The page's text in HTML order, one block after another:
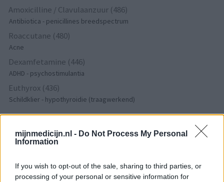
mijnmedicijn.nl - Do Not Process My Personal
Information
If you wish to opt-out of the sale, sharing to third parties, or
processing of your personal or sensitive information for
Amoxicilline / Clavulaanzuur (486)
Antibiotica - penicillines breedspectrum
Roaccutane (480)
Acne
Dexamfetamine (446)
ADHD - psychostimulantia
Euthyrox (436)
Schildklier - hypothyroidie (traagwerkend)
De reviews op deze pagina zijn door de gebruikers
gegenereerd en vervolgens gelezen en aangepast alvorens
een review voor een medicijn. Voor het delen van ervaringen is
geen medische kennis noodzakelijk. Op deze manier geven de